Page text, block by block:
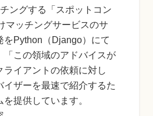
ングする「スポットコン
マッチングサービスのサ
をPython（Django）にて
「この領域のアドバイスが
ライアントの依頼に対し
イザーを最速で紹介するた
提供しています。